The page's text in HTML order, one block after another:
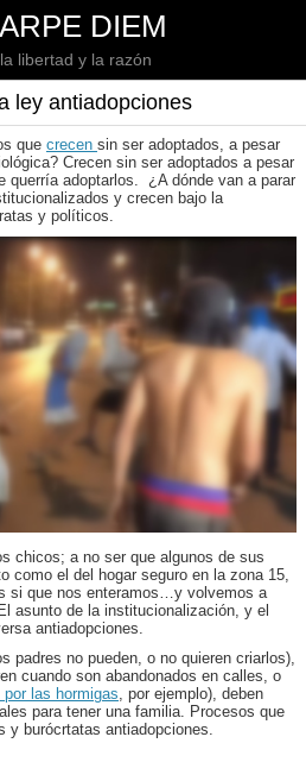
DIEM
libertad y la razón
ley antiadopciones
que crecen sin ser adoptados, a pesar
Crecen sin ser adoptados a pesar
querría adoptarlos. ¿A dónde van a parar
y crecen bajo la
y políticos.
chicos; a no ser que algunos de sus
como el del hogar seguro en la zona 15,
si que nos enteramos…y volvemos a
asunto de la institucionalización, y el
antiadopciones.
padres no pueden, o no quieren criarlos),
cuando son abandonados en calles, o
las hormigas , por ejemplo), deben
para tener una familia. Procesos que
y burócrtatas antiadopciones.